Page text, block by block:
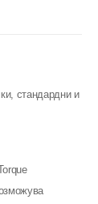
стандардни и